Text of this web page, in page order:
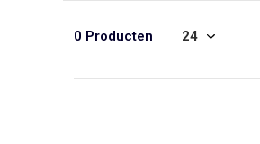
0 Producten